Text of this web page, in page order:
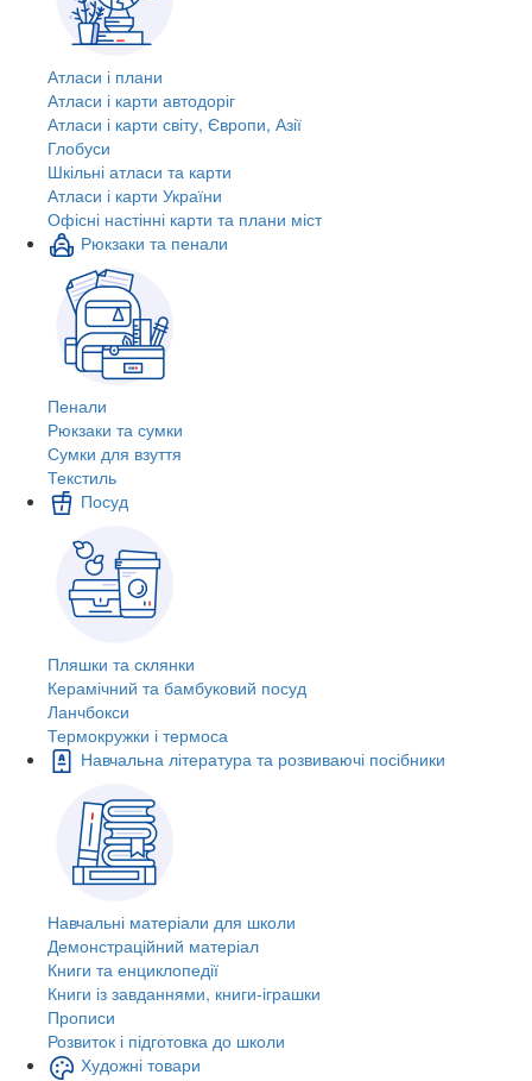
Атласи і плани
Атласи і карти автодоріг
Атласи і карти світу, Європи, Азії
Глобуси
Шкільні атласи та карти
Атласи і карти України
Офісні настінні карти та плани міст
Рюкзаки та пенали
Пенали
Рюкзаки та сумки
Сумки для взуття
Текстиль
Посуд
Пляшки та склянки
Керамічний та бамбуковий посуд
Ланчбокси
Термокружки і термоса
Навчальна література та розвиваючі посібники
Навчальні матеріали для школи
Демонстраційний матеріал
Книги та енциклопедії
Книги із завданнями, книги-іграшки
Прописи
Розвиток і підготовка до школи
Художні товари